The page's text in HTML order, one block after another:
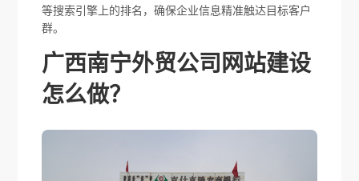
等搜索引擎上的排名，确保企业信息精准触达目标客户
群。
广西南宁外贸公司网站建设
怎么做？